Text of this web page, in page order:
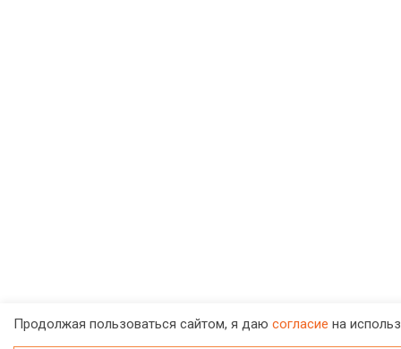
Продолжая пользоваться сайтом, я даю согласие на